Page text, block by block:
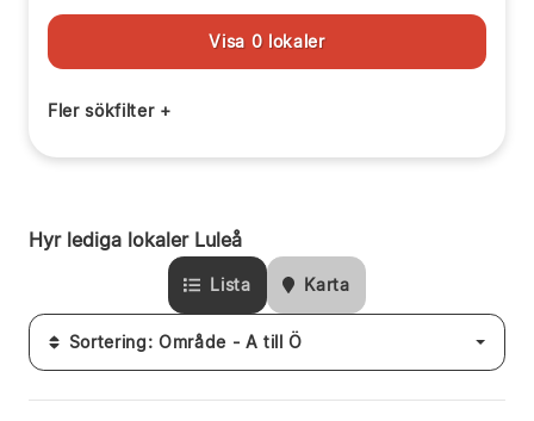
Hyr lediga lokaler Luleå
Lista Karta
Sortering: Område - A till Ö